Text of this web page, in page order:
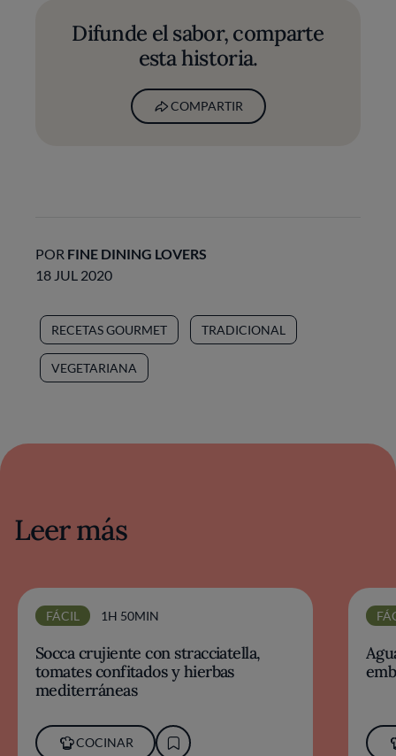
Difunde el sabor, comparte
esta historia.
COMPARTIR
POR FINE DINING LOVERS
18 JUL 2020
RECETAS GOURMET TRADICIONAL
VEGETARIANA
Leer más
FÁCIL 1H 50MIN
Socca crujiente con stracciatella,
tomates confitados y hierbas
mediterráneas
COCINAR